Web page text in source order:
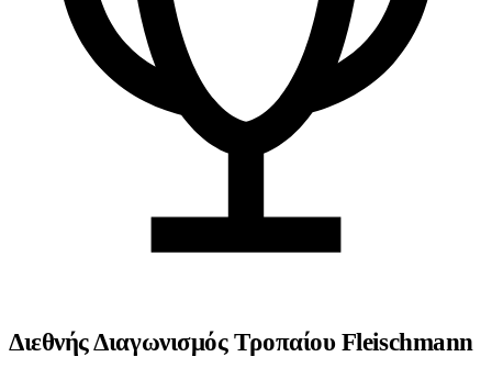
Διεθνής Διαγωνισμός Τροπαίου Fleischmann